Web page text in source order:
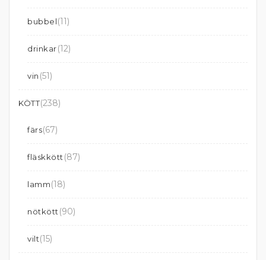
bubbel(11)
drinkar(12)
vin (51)
KÖTT(238)
färs(67)
fläskkött (87)
lamm(18)
nötkött (90)
vilt(15)